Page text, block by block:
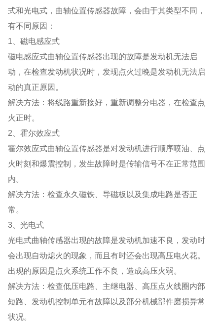
式和光电式，曲轴位置传感器故障，会由于其类型不同，
有不同原因：
1、磁电感应式
磁电感应式曲轴位置传感器出现的故障是发动机无法启
动，在检查发动机状况时，发现点火过晚是发动机无法启
动的真正原因。
解决方法：将线路重新接好，重新调整分电器，在检查点
火正时。
2、霍尔效应式
霍尔效应式曲轴位置传感器是对发动机进行顺序喷油、点
火时刻和爆震控制，发生故障时是传输信号不在正常范围
内。
解决方法：检查永久磁铁、导磁板以及集成电路是否正
常。
3、光电式
光电式曲轴传感器出现的故障是发动机加速不良，发动时
会出现自动熄火的现象，而且有时还会出现高压电火花。
出现的原因是点火系统工作不良，造成高压火弱。
解决方法：检查低压电路、主继电器、高压点火线圈内部
短路、发动机控制单元有故障以及部分机械部件磨损异常
状况。